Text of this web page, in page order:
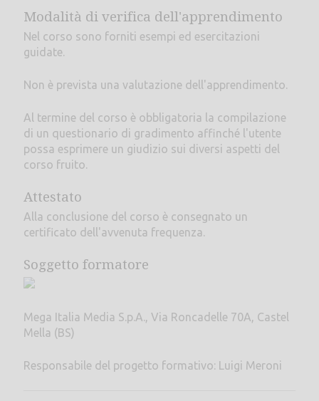
Modalità di verifica dell'apprendimento
Nel corso sono forniti esempi ed esercitazioni
guidate.
Non è prevista una valutazione dell'apprendimento.
Al termine del corso è obbligatoria la compilazione
di un questionario di gradimento affinché l'utente
possa esprimere un giudizio sui diversi aspetti del
corso fruito.
Attestato
Alla conclusione del corso è consegnato un
certificato dell'avvenuta frequenza.
Soggetto formatore
Mega Italia Media S.p.A., Via Roncadelle 70A, Castel
Mella (BS)
Responsabile del progetto formativo: Luigi Meroni